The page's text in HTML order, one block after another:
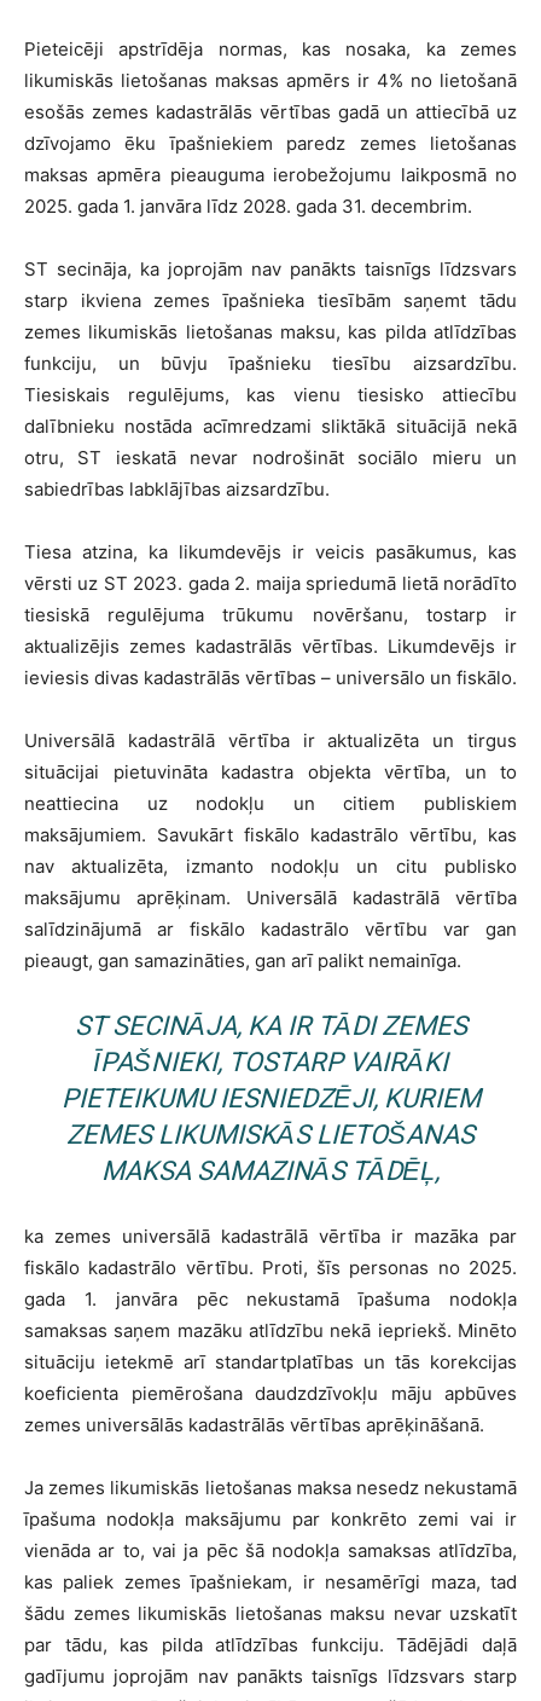
Pieteicēji apstrīdēja normas, kas nosaka, ka zemes
likumiskās lietošanas maksas apmērs ir 4% no lietošanā
esošās zemes kadastrālās vērtības gadā un attiecībā uz
dzīvojamo ēku īpašniekiem paredz zemes lietošanas
maksas apmēra pieauguma ierobežojumu laikposmā no
2025. gada 1. janvāra līdz 2028. gada 31. decembrim.
ST secināja, ka joprojām nav panākts taisnīgs līdzsvars
starp ikviena zemes īpašnieka tiesībām saņemt tādu
zemes likumiskās lietošanas maksu, kas pilda atlīdzības
funkciju, un būvju īpašnieku tiesību aizsardzību.
Tiesiskais regulējums, kas vienu tiesisko attiecību
dalībnieku nostāda acīmredzami sliktākā situācijā nekā
otru, ST ieskatā nevar nodrošināt sociālo mieru un
sabiedrības labklājības aizsardzību.
Tiesa atzina, ka likumdevējs ir veicis pasākumus, kas
vērsti uz ST 2023. gada 2. maija spriedumā lietā norādīto
tiesiskā regulējuma trūkumu novēršanu, tostarp ir
aktualizējis zemes kadastrālās vērtības. Likumdevējs ir
ieviesis divas kadastrālās vērtības – universālo un fiskālo.
Universālā kadastrālā vērtība ir aktualizēta un tirgus
situācijai pietuvināta kadastra objekta vērtība, un to
neattiecina uz nodokļu un citiem publiskiem
maksājumiem. Savukārt fiskālo kadastrālo vērtību, kas
nav aktualizēta, izmanto nodokļu un citu publisko
maksājumu aprēķinam. Universālā kadastrālā vērtība
salīdzinājumā ar fiskālo kadastrālo vērtību var gan
pieaugt, gan samazināties, gan arī palikt nemainīga.
ST SECINĀJA, KA IR TĀDI ZEMES
ĪPAŠNIEKI, TOSTARP VAIRĀKI
PIETEIKUMU IESNIEDZĒJI, KURIEM
ZEMES LIKUMISKĀS LIETOŠANAS
MAKSA SAMAZINĀS TĀDĒĻ,
ka zemes universālā kadastrālā vērtība ir mazāka par
fiskālo kadastrālo vērtību. Proti, šīs personas no 2025.
gada 1. janvāra pēc nekustamā īpašuma nodokļa
samaksas saņem mazāku atlīdzību nekā iepriekš. Minēto
situāciju ietekmē arī standartplatības un tās korekcijas
koeficienta piemērošana daudzdzīvokļu māju apbūves
zemes universālās kadastrālās vērtības aprēķināšanā.
Ja zemes likumiskās lietošanas maksa nesedz nekustamā
īpašuma nodokļa maksājumu par konkrēto zemi vai ir
vienāda ar to, vai ja pēc šā nodokļa samaksas atlīdzība,
kas paliek zemes īpašniekam, ir nesamērīgi maza, tad
šādu zemes likumiskās lietošanas maksu nevar uzskatīt
par tādu, kas pilda atlīdzības funkciju. Tādējādi daļā
gadījumu joprojām nav panākts taisnīgs līdzsvars starp